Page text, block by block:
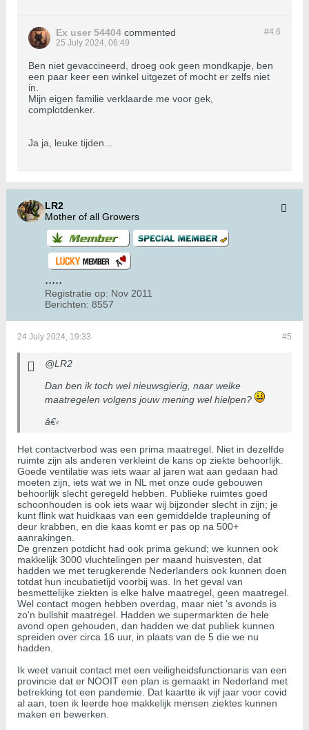
#4.6
Ex user 54404 commented
25 July 2024, 06:49
Ben niet gevaccineerd, droeg ook geen mondkapje, ben
een paar keer een winkel uitgezet of mocht er zelfs niet
in.
Mijn eigen familie verklaarde me voor gek,
complotdenker.
Ja ja, leuke tijden...
LR2
Mother of all Growers
Registratie op: Nov 2011
Berichten: 8557
#5
24 July 2024, 19:33
@LR2
Dan ben ik toch wel nieuwsgierig, naar welke
maatregelen volgens jouw mening wel hielpen?
â€‹
Het contactverbod was een prima maatregel. Niet in dezelfde
ruimte zijn als anderen verkleint de kans op ziekte behoorlijk.
Goede ventilatie was iets waar al jaren wat aan gedaan had
moeten zijn, iets wat we in NL met onze oude gebouwen
behoorlijk slecht geregeld hebben. Publieke ruimtes goed
schoonhouden is ook iets waar wij bijzonder slecht in zijn; je
kunt flink wat huidkaas van een gemiddelde trapleuning of
deur krabben, en die kaas komt er pas op na 500+
aanrakingen.
De grenzen potdicht had ook prima gekund; we kunnen ook
makkelijk 3000 vluchtelingen per maand huisvesten, dat
hadden we met terugkerende Nederlanders ook kunnen doen
totdat hun incubatietijd voorbij was. In het geval van
besmettelijke ziekten is elke halve maatregel, geen maatregel.
Wel contact mogen hebben overdag, maar niet 's avonds is
zo'n bullshit maatregel. Hadden we supermarkten de hele
avond open gehouden, dan hadden we dat publiek kunnen
spreiden over circa 16 uur, in plaats van de 5 die we nu
hadden.
Ik weet vanuit contact met een veiligheidsfunctionaris van een
provincie dat er NOOIT een plan is gemaakt in Nederland met
betrekking tot een pandemie. Dat kaartte ik vijf jaar voor covid
al aan, toen ik leerde hoe makkelijk mensen ziektes kunnen
maken en bewerken.